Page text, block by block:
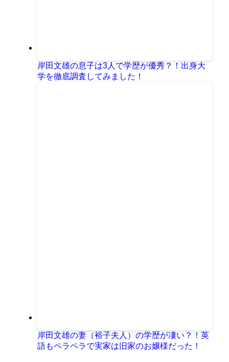
岸田文雄の息子は3人で学歴が優秀？！出身大
学を徹底調査してみました！
岸田文雄の妻（裕子夫人）の学歴が凄い？！英
語もペラペラで実家は旧家のお嬢様だった！